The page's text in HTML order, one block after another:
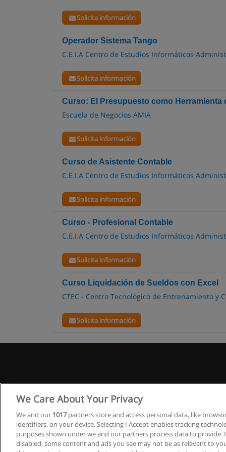
Solicita información
Operador Sistema Tango
C.E.I.A Centro de Estudios Informáticos
Solicita información
Curso: El Presupuesto como Herramienta
Escuela de Negocios AMIA
Solicita información
Curso de Asistente Contable
C.E.I.A Centro de Estudios Informáticos
Solicita información
Curso - Profesional Contable
C.E.I.A Centro de Estudios Informáticos
Solicita información
Curso Liquidación de Sueldos con Excel
CTEC - Centro Tecnológico de Entrenamiento y
Solicita información
We Care About Your Privacy
We and our 1017partners store and access personal data, like
identifiers, on your device. Selecting I Accept enables tracking
purposes shown under we and our partners process data to provide.
disabled, some content and ads you see may not be as relevant to